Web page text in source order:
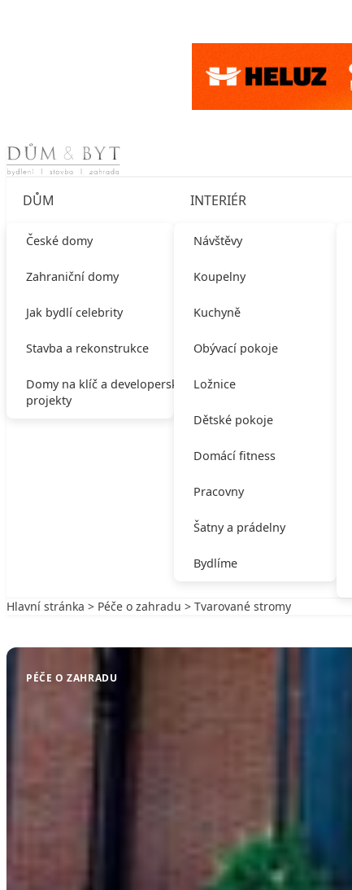
Skip to content
DŮM
České domy
Zahraniční domy
Jak bydlí celebrity
Stavba a rekonstrukce
Domy na klíč a developerské
projekty
INTERIÉR
Návštěvy
Koupelny
Kuchyně
Obývací pokoje
Ložnice
Dětské pokoje
Domácí fitness
Pracovny
Šatny a prádelny
Bydlíme
Hlavní stránka > Péče o zahradu > Tvarované stromy
PÉČE O ZAHRADU